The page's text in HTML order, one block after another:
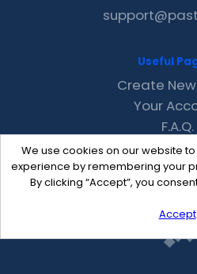
We use cookies on our website
experience by remembering your
By clicking “Accept”, you
Accept
Useful
Create
Your
F.A.Q.